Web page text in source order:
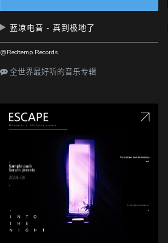
蓝凉电音 - 真到极地了
@Redtemp Records
全世界最好听的音乐专辑